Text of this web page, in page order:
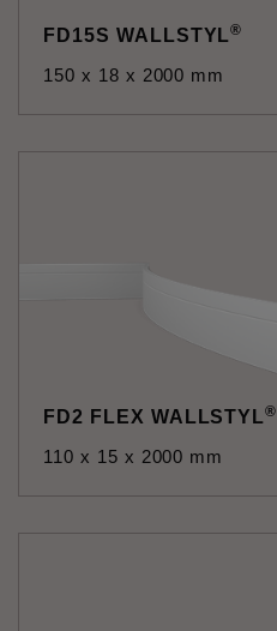
FD15S WALLSTYL®
150 x 18 x 2000 mm
FD2 FLEX WALLSTYL®
110 x 15 x 2000 mm